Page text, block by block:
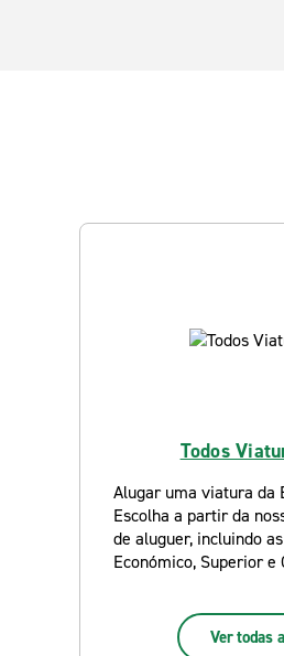
Todos
Alugar uma viatura da
Escolha a partir da
de aluguer, incluindo
Económico, Superior e
Ver todas